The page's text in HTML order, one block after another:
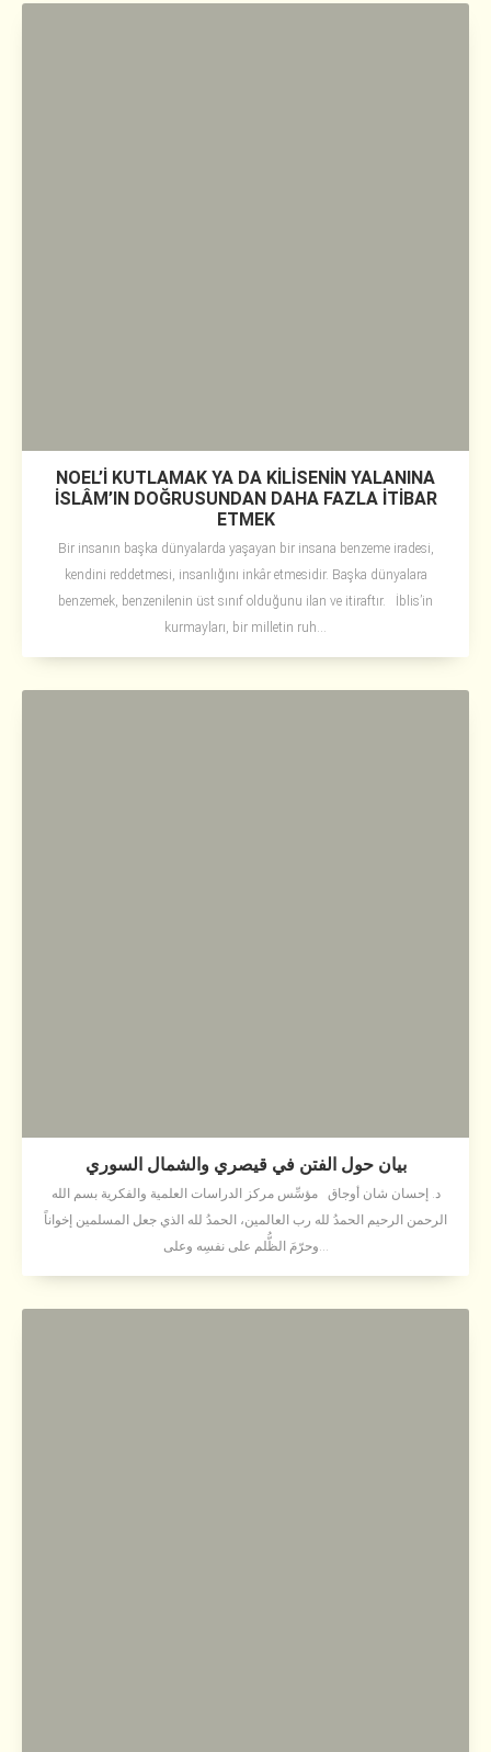
NOEL’İ KUTLAMAK YA DA KİLİSENİN YALANINA
İSLÂM’IN DOĞRUSUNDAN DAHA FAZLA İTİBAR
ETMEK
Bir insanın başka dünyalarda yaşayan bir insana benzeme iradesi,
kendini reddetmesi, insanlığını inkâr etmesidir. Başka dünyalara
benzemek, benzenilenin üst sınıf olduğunu ilan ve itiraftır. İblis’in
kurmayları, bir milletin ruh...
بيان حول الفتن في قيصري والشمال السوري
د. إحسان شان أوجاق مؤسِّس مركز الدراسات العلمية والفكرية بسم الله
الرحمن الرحيم الحمدُ لله رب العالمين، الحمدُ لله الذي جعل المسلمين إخواناً
وحرّمَ الظُّلم على نفسِه وعلى...